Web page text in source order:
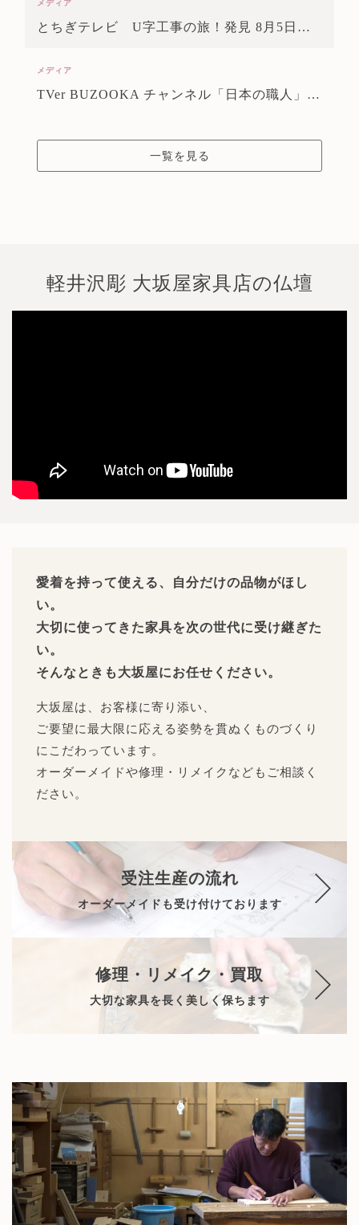
メディア
とちぎテレビ U字工事の旅！発見 8月5日 11：00～
メディア
TVer BUZOOKA チャンネル「日本の職人」12/21 1：29終了予定
一覧を見る
軽井沢彫 大坂屋家具店の仏壇
愛着を持って使える、自分だけの品物がほし
い。
大切に使ってきた家具を次の世代に受け継ぎた
い。
そんなときも大坂屋にお任せください。
大坂屋は、お客様に寄り添い、
ご要望に最大限に応える姿勢を貫ぬくものづくり
にこだわっています。
オーダーメイドや修理・リメイクなどもご相談く
ださい。
受注生産の流れ
オーダーメイドも受け付けております
修理・リメイク・買取
大切な家具を長く美しく保ちます